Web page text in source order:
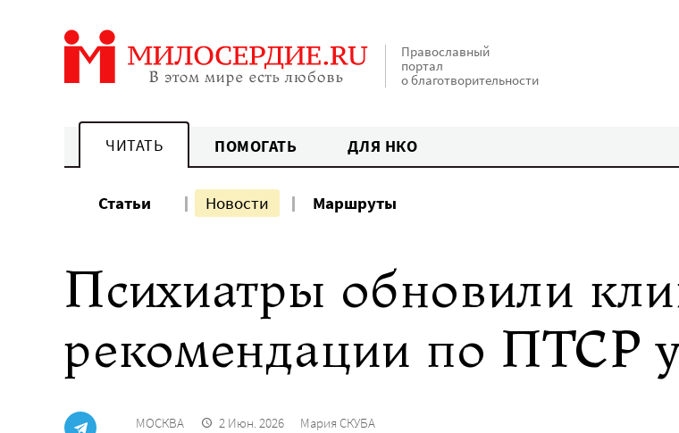
Православный
портал
о благотворительности
ЧИТАТЬ ПОМОГАТЬ ДЛЯ НКО
Статьи Новости Маршруты
Психиатры обновили
рекомендации по ПТСР
МОСКВА 2 Июн. 2026 Мария СКУБА